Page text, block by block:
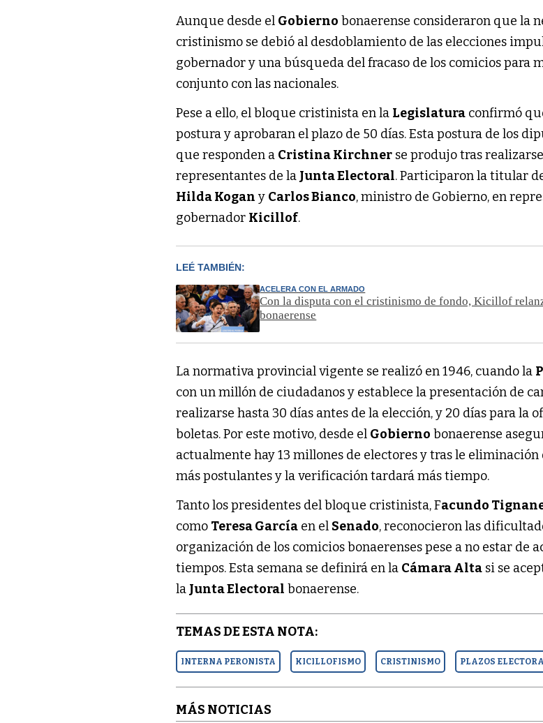
Aunque desde el Gobierno bonaerense consideraron que la
cristinismo se debió al desdoblamiento de las elecciones
gobernador y una búsqueda del fracaso de los comicios para
conjunto con las nacionales.
Pese a ello, el bloque cristinista en la Legislatura confirmó
postura y aprobaran el plazo de 50 días. Esta postura de los
que responden a Cristina Kirchner se produjo tras
representantes de la Junta Electoral. Participaron la titular
Hilda Kogan y Carlos Bianco, ministro de Gobierno, en
gobernador Kicillof.
LEÉ TAMBIÉN:
ACELERA CON EL ARMADO
Con la disputa con el cristinismo de fondo, Kicillof
bonaerense
La normativa provincial vigente se realizó en 1946, cuando la
con un millón de ciudadanos y establece la presentación de
realizarse hasta 30 días antes de la elección, y 20 días para la
boletas. Por este motivo, desde el Gobierno bonaerense
actualmente hay 13 millones de electores y tras le eliminación
más postulantes y la verificación tardará más tiempo.
Tanto los presidentes del bloque cristinista, Facundo
como Teresa García en el Senado, reconocieron las
organización de los comicios bonaerenses pese a no estar de
tiempos. Esta semana se definirá en la Cámara Alta si se
la Junta Electoral bonaerense.
TEMAS DE ESTA NOTA:
INTERNA PERONISTA KICILLOFISMO CRISTINISMO PLAZOS
MÁS NOTICIAS